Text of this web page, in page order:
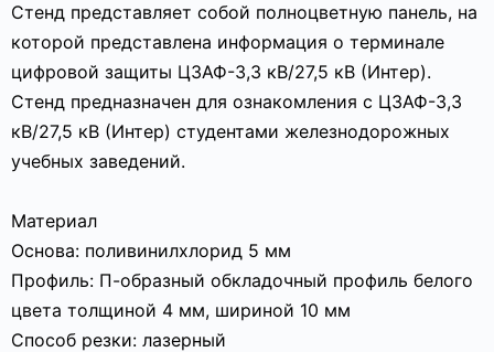
Стенд представляет собой полноцветную панель, на
которой представлена информация о терминале
цифровой защиты ЦЗАФ-3,3 кВ/27,5 кВ (Интер).
Стенд предназначен для ознакомления с ЦЗАФ-3,3
кВ/27,5 кВ (Интер) студентами железнодорожных
учебных заведений.
Материал
Основа: поливинилхлорид 5 мм
Профиль: П-образный обкладочный профиль белого
цвета толщиной 4 мм, шириной 10 мм
Способ резки: лазерный